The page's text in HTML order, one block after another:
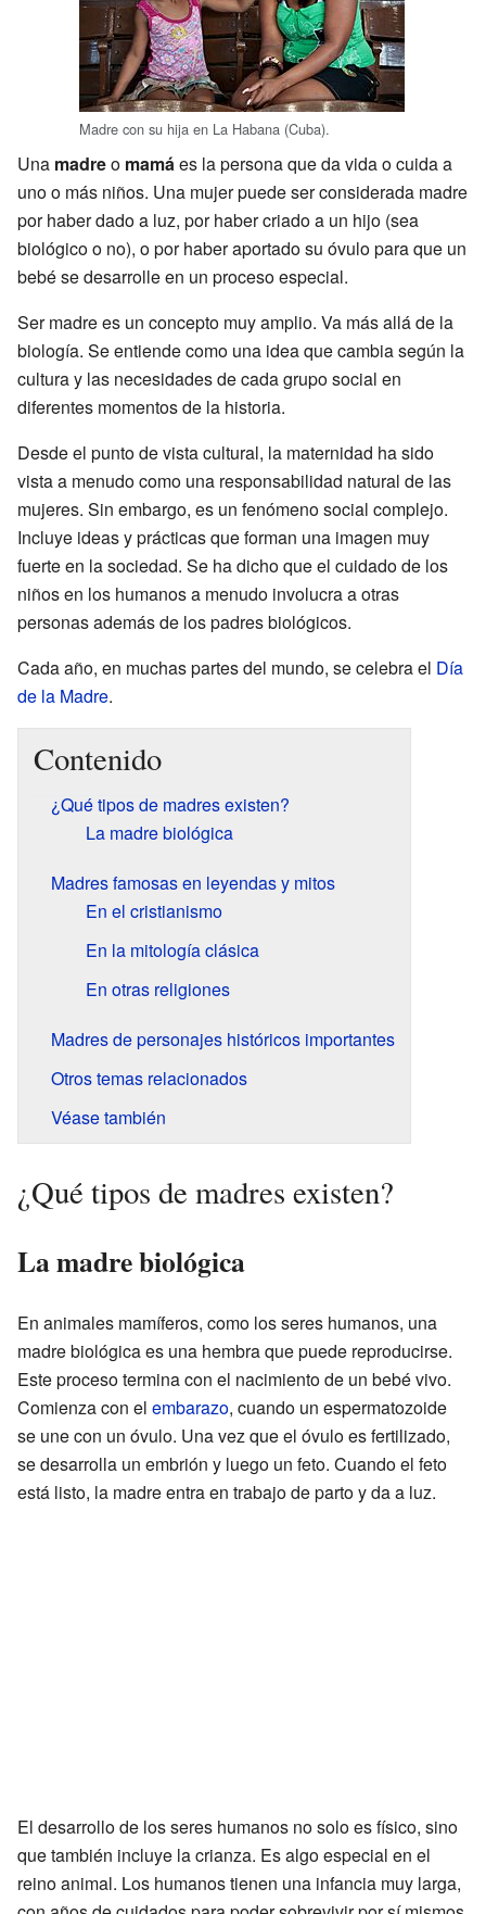
Madre con su hija en La Habana (Cuba).
Una madreo mamá es la persona que da vida o cuida a
uno o más niños. Una mujer puede ser considerada madre
por haber dado a luz, por haber criado a un hijo (sea
biológico o no), o por haber aportado su óvulo para que un
bebé se desarrolle en un proceso especial.
Ser madre es un concepto muy amplio. Va más allá de la
biología. Se entiende como una idea que cambia según la
cultura y las necesidades de cada grupo social en
diferentes momentos de la historia.
Desde el punto de vista cultural, la maternidad ha sido
vista a menudo como una responsabilidad natural de las
mujeres. Sin embargo, es un fenómeno social complejo.
Incluye ideas y prácticas que forman una imagen muy
fuerte en la sociedad. Se ha dicho que el cuidado de los
niños en los humanos a menudo involucra a otras
personas además de los padres biológicos.
Cada año, en muchas partes del mundo, se celebra el Día
de la Madre.
Contenido
¿Qué tipos de madres existen?
La madre biológica
Madres famosas en leyendas y mitos
En el cristianismo
En la mitología clásica
En otras religiones
Madres de personajes históricos importantes
Otros temas relacionados
Véase también
¿Qué tipos de madres existen?
La madre biológica
En animales mamíferos, como los seres humanos, una
madre biológica es una hembra que puede reproducirse.
Este proceso termina con el nacimiento de un bebé vivo.
Comienza con el embarazo, cuando un espermatozoide
se une con un óvulo. Una vez que el óvulo es fertilizado,
se desarrolla un embrión y luego un feto. Cuando el feto
está listo, la madre entra en trabajo de parto y da a luz.
El desarrollo de los seres humanos no solo es físico, sino
que también incluye la crianza. Es algo especial en el
reino animal. Los humanos tienen una infancia muy larga,